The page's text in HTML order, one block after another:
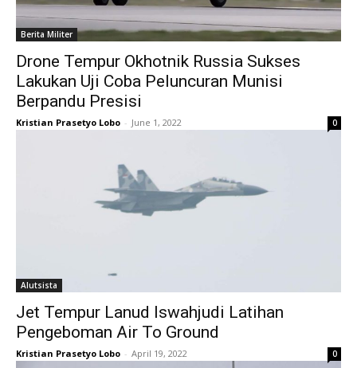
Berita Militer
Drone Tempur Okhotnik Russia Sukses
Lakukan Uji Coba Peluncuran Munisi
Berpandu Presisi
Kristian Prasetyo Lobo - June 1, 2022 0
Alutsista
Jet Tempur Lanud Iswahjudi Latihan
Pengeboman Air To Ground
Kristian Prasetyo Lobo - April 19, 2022 0